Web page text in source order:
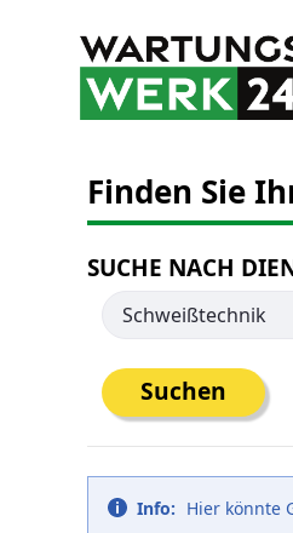
Finden Sie
SUCHE NACH
Suchen
Info: Hier könnte